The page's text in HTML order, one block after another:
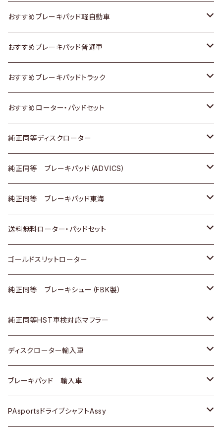
スズキ
日産
いすゞ
ダイハツ
マツダ
三菱
スバル
日野
三菱ふそう
ＢＭＷ
ホンダ
スズキ
日産
いすゞ
ダイハツ
マツダ
三菱
日野
三菱ふそう
トヨタ
スズキ
日産
いすゞ
ダイハツ
三菱
日野
三菱ふそう
その他
おすすめブレーキパッド軽自動車
トヨタ
ホンダ
スズキ
日産
ダイハツ
マツダ
三菱
スバル
おすすめブレーキパッド普通車
トヨタ
ホンダ
スズキ
日産
いすゞ
ダイハツ
マツダ
三菱
スバル
おすすめブレーキパッドトラック
トヨタ
日産
いすゞ
ダイハツ
マツダ
三菱
おすすめローター・パッドセット
トヨタ
ホンダ
スズキ
日産
ダイハツ
マツダ
三菱
スバル
純正同等ディスクローター
トヨタ
ホンダ
スズキ
日産
いすゞ
ダイハツ
マツダ
三菱
スバル
純正同等 ブレーキパッド（ADVICS）
トヨタ
ホンダ
スズキ
日産
ダイハツ
マツダ
三菱
スバル
純正同等 ブレーキパッド東海
トヨタ
ホンダ
日産
いすゞ
ダイハツ
マツダ
三菱
送料無料ローター・パッドセット
トヨタ
ホンダ
スズキ
日産
ダイハツ
マツダ
ゴールドスリットローター
トヨタ
ホンダ
スズキ
日産
ダイハツ
純正同等 ブレーキシュー（FBK製）
ホンダ
スズキ
日産
ダイハツ
純正同等HST車検対応マフラー
トヨタ
ホンダ
スズキ
ディスクローター輸入車
ＡＵＤＩ
ＢＥＮＺ
ブレーキパッド 輸入車
ＢＥＮＺ
PAsportsドライブシャフトAssy